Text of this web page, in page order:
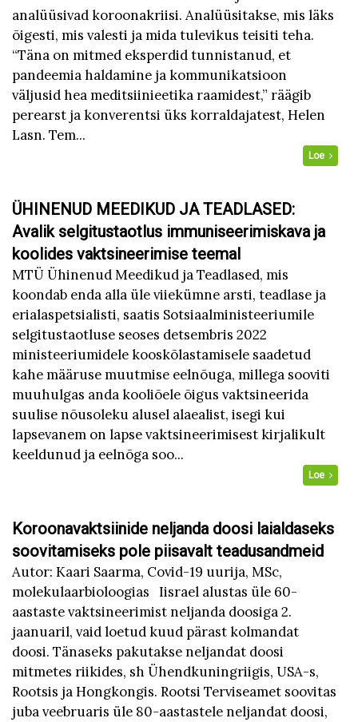
analüüsivad koroonakriisi. Analüüsitakse, mis läks
õigesti, mis valesti ja mida tulevikus teisiti teha.
“Täna on mitmed eksperdid tunnistanud, et
pandeemia haldamine ja kommunikatsioon
väljusid hea meditsiinieetika raamidest,” räägib
perearst ja konverentsi üks korraldajatest, Helen
Lasn. Tem...
Loe
ÜHINENUD MEEDIKUD JA TEADLASED:
Avalik selgitustaotlus immuniseerimiskava ja
koolides vaktsineerimise teemal
MTÜ Ühinenud Meedikud ja Teadlased, mis
koondab enda alla üle viiekümne arsti, teadlase ja
erialaspetsialisti, saatis Sotsiaalministeeriumile
selgitustaotluse seoses detsembris 2022
ministeeriumidele kooskõlastamisele saadetud
kahe määruse muutmise eelnõuga, millega sooviti
muuhulgas anda kooliõele õigus vaktsineerida
suulise nõusoleku alusel alaealist, isegi kui
lapsevanem on lapse vaktsineerimisest kirjalikult
keeldunud ja eelnõga soo...
Loe
Koroonavaktsiinide neljanda doosi laialdaseks
soovitamiseks pole piisavalt teadusandmeid
Autor: Kaari Saarma, Covid-19 uurija, MSc,
molekulaarbioloogias Iisrael alustas üle 60-
aastaste vaktsineerimist neljanda doosiga 2.
jaanuaril, vaid loetud kuud pärast kolmandat
doosi. Tänaseks pakutakse neljandat doosi
mitmetes riikides, sh Ühendkuningriigis, USA-s,
Rootsis ja Hongkongis. Rootsi Terviseamet soovitas
juba veebruaris üle 80-aastastele neljandat doosi,